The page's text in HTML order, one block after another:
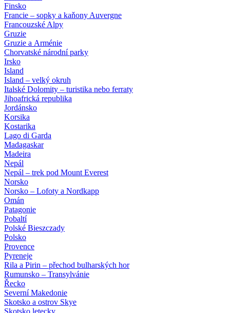
Finsko
Francie – sopky a kaňony Auvergne
Francouzské Alpy
Gruzie
Gruzie a Arménie
Chorvatské národní parky
Irsko
Island
Island – velký okruh
Italské Dolomity – turistika nebo ferraty
Jihoafrická republika
Jordánsko
Korsika
Kostarika
Lago di Garda
Madagaskar
Madeira
Nepál
Nepál – trek pod Mount Everest
Norsko
Norsko – Lofoty a Nordkapp
Omán
Patagonie
Pobaltí
Polské Bieszczady
Polsko
Provence
Pyreneje
Rila a Pirin – přechod bulharských hor
Rumunsko – Transylvánie
Řecko
Severní Makedonie
Skotsko a ostrov Skye
Skotsko letecky